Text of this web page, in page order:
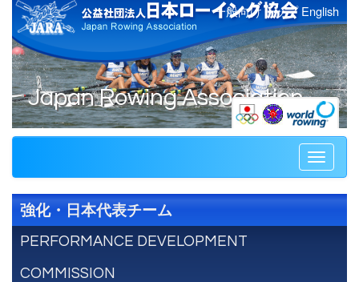
Japan Rowing Association
一般向けトップ English
Toggle
強化・日本代表チーム
PERFORMANCE DEVELOPMENT
COMMISSION